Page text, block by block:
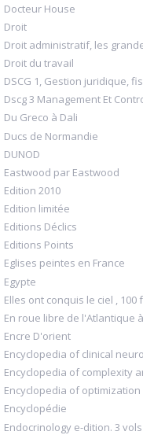
Docteur House
Droit
Droit administratif, les
Droit du travail
DSCG 1, Gestion juridique,
Dscg 3 Management Et
Du Greco à Dali
Ducs de Normandie
DUNOD
Eastwood par Eastwood
Edition 2010
Edition limitée
Editions Déclics
Editions Points
Eglises peintes en France
Egypte
Elles ont conquis le ciel , 100
En roue libre de l'Atlantique
Encre D'orient
Encyclopedia of clinical
Encyclopedia of complexity
Encyclopedia of optimization
Encyclopédie
Endocrinology e-dition. 3 vols